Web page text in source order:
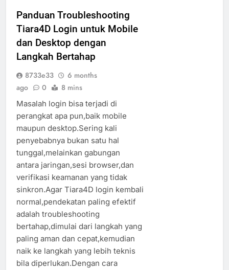
Panduan Troubleshooting
Tiara4D Login untuk Mobile
dan Desktop dengan
Langkah Bertahap
8733e33
6 months
ago
0 8 mins
Masalah login bisa terjadi di
perangkat apa pun,baik mobile
maupun desktop.Sering kali
penyebabnya bukan satu hal
tunggal,melainkan gabungan
antara jaringan,sesi browser,dan
verifikasi keamanan yang tidak
sinkron.Agar Tiara4D login kembali
normal,pendekatan paling efektif
adalah troubleshooting
bertahap,dimulai dari langkah yang
paling aman dan cepat,kemudian
naik ke langkah yang lebih teknis
bila diperlukan.Dengan cara